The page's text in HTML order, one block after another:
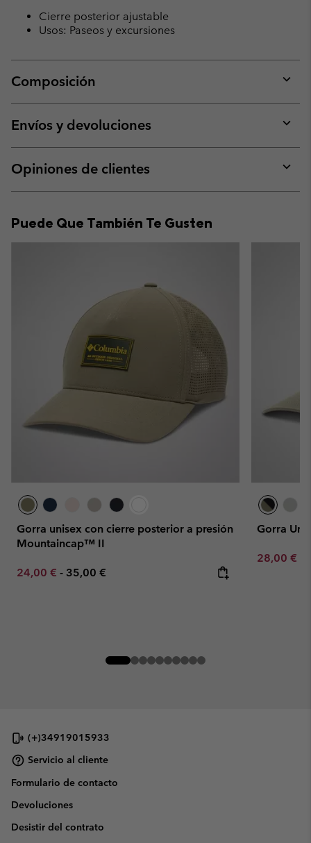
Cierre posterior ajustable
Usos: Paseos y excursiones
Composición
or
Envíos y devoluciones
or
Opiniones de clientes
or
Puede Que También Te Gusten
Gorra unisex con cierre posterior a presión
Mountaincap™ II
Minimum sale price:
24,00 € - Maximum price:
35,00 €
Gorra
Minimum
28,00 €
(+)34919015933
Servicio al cliente
Formulario de contacto
Devoluciones
Desistir del contrato